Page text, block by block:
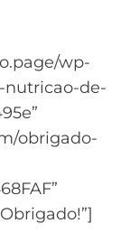
wp-
nutricao-de-
obrigado-